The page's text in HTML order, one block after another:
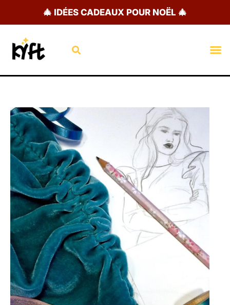
🎄 IDÉES CADEAUX POUR NOËL 🎄
Rechercher